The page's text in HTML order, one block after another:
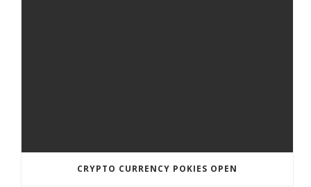
CRYPTO CURRENCY POKIES OPEN